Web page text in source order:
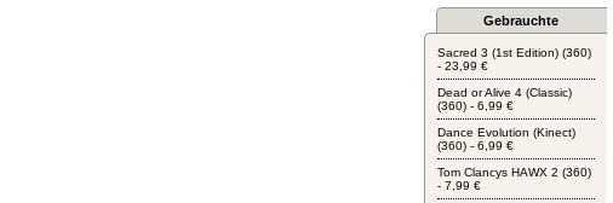
Gebrauchte
Sacred 3 (1st Edition) (360)
- 23,99 €
Dead or Alive 4 (Classic)
(360) - 6,99 €
Dance Evolution (Kinect)
(360) - 6,99 €
Tom Clancys HAWX 2 (360)
- 7,99 €